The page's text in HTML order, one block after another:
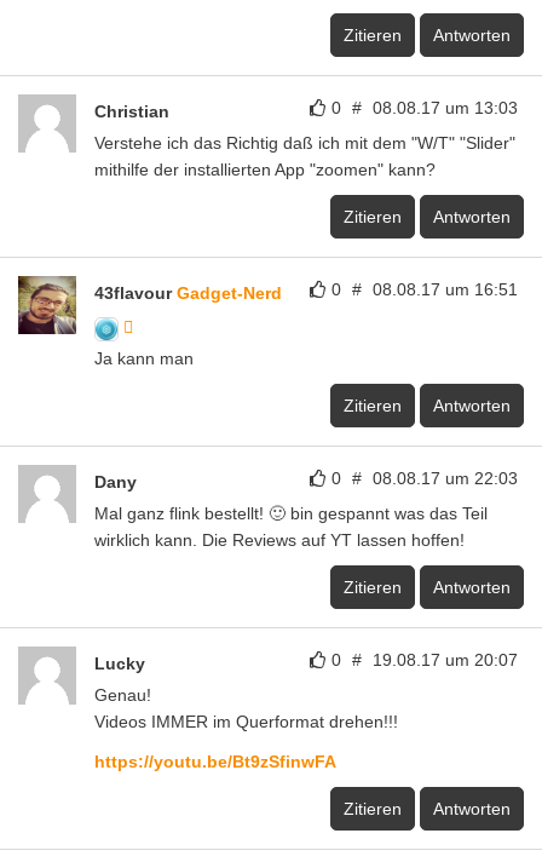
Zitieren Antworten
0 # 08.08.17 um 13:03
Christian
Verstehe ich das Richtig daß ich mit dem "W/T" "Slider"
mithilfe der installierten App "zoomen" kann?
Zitieren Antworten
0 # 08.08.17 um 16:51
43flavourGadget-Nerd
Ja kann man
Zitieren Antworten
0 # 08.08.17 um 22:03
Dany
Mal ganz flink bestellt! 🙂 bin gespannt was das Teil
wirklich kann. Die Reviews auf YT lassen hoffen!
Zitieren Antworten
0 # 19.08.17 um 20:07
Lucky
Genau!
Videos IMMER im Querformat drehen!!!
https://youtu.be/Bt9zSfinwFA
Zitieren Antworten